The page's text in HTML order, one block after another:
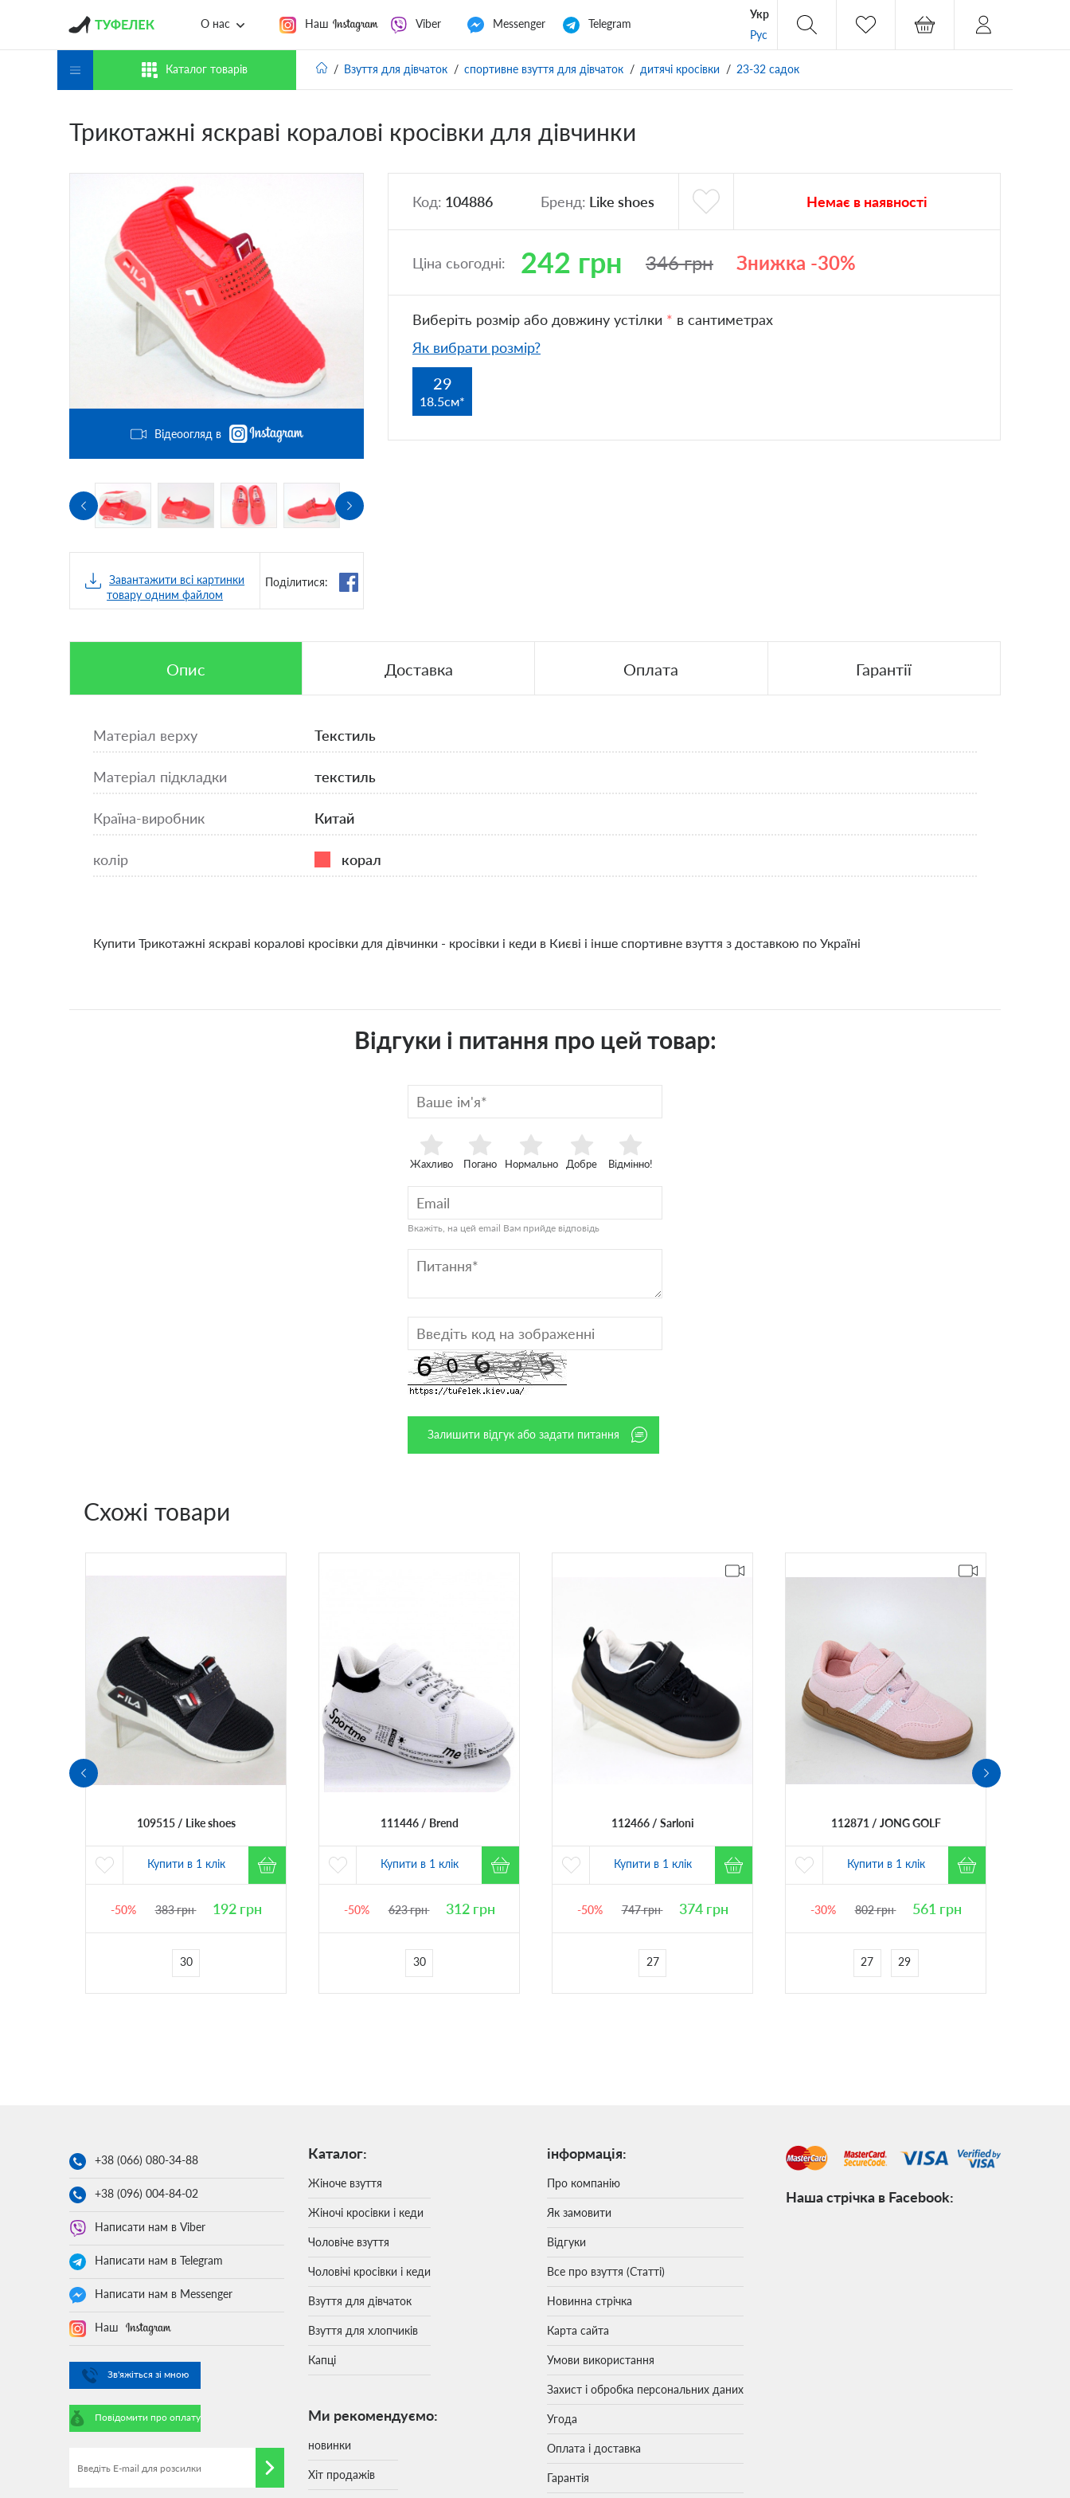
О нас Наш Viber Messenger Telegram
Укр
Рус
Каталог товарів Взуття для дівчаток спортивне взуття для дівчаток дитячі кросівки 23-32 садок
Трикотажні яскраві коралові кросівки для дівчинки
Відеоогляд в
Завантажити всі картинки
товару одним файлом
Поділитися:
Код: 104886 Бренд: Like shoes Немає в наявності
Ціна сьогодні: 242 грн 346грн Знижка -30%
Виберіть розмір або довжину устілки * в сантиметрах
Як вибрати розмір?
29
18.5см
Опис Доставка Оплата Гарантії
Матеріал верху Текстиль
Матеріал підкладки текстиль
Країна-виробник Китай
колір корал
Купити Трикотажні яскраві коралові кросівки для дівчинки - кросівки і кеди в Києві і інше спортивне взуття з доставкою по Україні
Відгуки і питання про цей товар:
Жахливо Погано Нормально Добре Відмінно!
Вкажіть, на цей email Вам прийде відповідь
Залишити відгук або задати питання
Схожі товари
109515 Like shoes
Купити в 1 клік
-50% 383грн 192грн
30
111446 Brend
Купити в 1 клік
-50% 623грн 312грн
30
112466 Sarloni
Купити в 1 клік
-50% 747грн 374грн
27
112871 JONG GOLF
Купити в 1 клік
-30% 802грн 561 грн
27 29
+38 (066) 080-34-88
+38 (096) 004-84-02
Написати нам в Viber
Написати нам в Telegram
Написати нам в Messenger
Наш
Зв'яжіться зі мною
Повідомити про оплату
Каталог:
Жіноче взуття
Жіночі кросівки і кеди
Чоловіче взуття
Чоловічі кросівки і кеди
Взуття для дівчаток
Взуття для хлопчиків
Капці
Ми рекомендуємо:
новинки
Хіт продажів
інформація:
Про компанію
Як замовити
Відгуки
Все про взуття (Статті)
Новинна стрічка
Карта сайта
Умови використання
Захист і обробка персональних даних
Угода
Оплата і доставка
Гарантія
Наша стрічка в Facebook: